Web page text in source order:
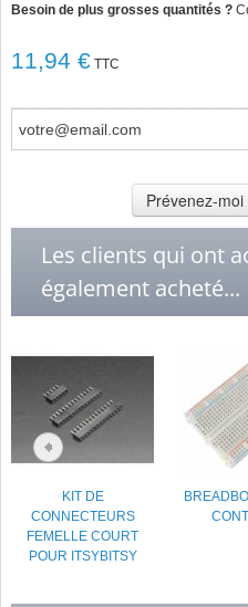
Besoin de plus grosses quantités ?
11,94 € TTC
Prévenez-
Les clients qui ont
également acheté...
KIT DE
CONNECTEURS
FEMELLE COURT
POUR ITSYBITSY